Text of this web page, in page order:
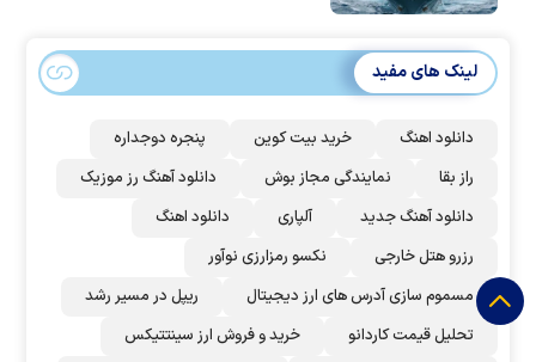
لینک های مفید
دانلود اهنگ خرید بیت کوین
پنجره دوجداره
راز بقا
نمایندگی مجاز بوش
دانلود آهنگ رز‌ موزیک
دانلود آهنگ جدید
آلپاری
دانلود اهنگ
رزرو هتل خارجی
نکسو رمزارزی نوآور
مسموم سازی آدرس های ارز دیجیتال
ریپل در مسیر رشد
تحلیل قیمت کاردانو
خرید و فروش ارز سینتتیکس